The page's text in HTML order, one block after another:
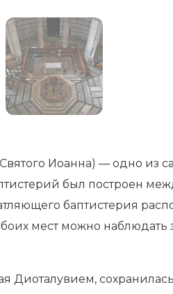
Иоанна) — одно из
был построен
баптистерия
мест можно
Диоталувием,